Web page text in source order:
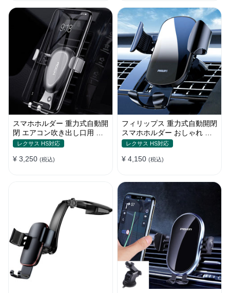
スマホホルダー 重力式自動開
閉 エアコン吹き出し口用 全
機種 360°回転 片手操作
レクサス HS対応
¥ 3,250 (税込)
フィリップス 重力式自動開閉
スマホホルダー おしゃれ エ
アコン吹き出し口 全機種 車
レクサス HS対応
¥ 4,150 (税込)